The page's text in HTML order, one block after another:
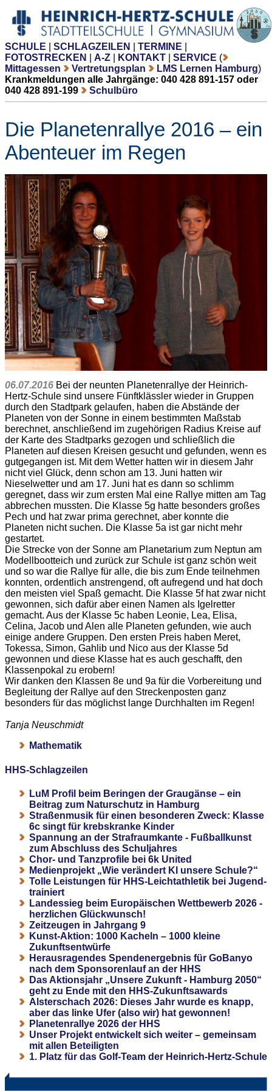
SCHULE SCHLAGZEILEN TERMINE
FOTOSTRECKEN
A-Z KONTAKT SERVICE (
Mittagessen
Vertretungsplan LMS Lernen Hamburg)
Krankmeldungen alle Jahrgänge: 040 428 891-157 oder
040 428 891-199
Schulbüro
Die Planetenrallye 2016 – ein
Abenteuer im Regen
06.07.2016 Bei der neunten Planetenrallye der Heinrich-
Hertz-Schule sind unsere Fünftklässler wieder in Gruppen
durch den Stadtpark gelaufen, haben die Abstände der
Planeten von der Sonne in einem bestimmten Maßstab
berechnet, anschließend im zugehörigen Radius Kreise auf
der Karte des Stadtparks gezogen und schließlich die
Planeten auf diesen Kreisen gesucht und gefunden, wenn es
gutgegangen ist. Mit dem Wetter hatten wir in diesem Jahr
nicht viel Glück, denn schon am 13. Juni hatten wir
Nieselwetter und am 17. Juni hat es dann so schlimm
geregnet, dass wir zum ersten Mal eine Rallye mitten am Tag
abbrechen mussten. Die Klasse 5g hatte besonders großes
Pech und hat zwar prima gerechnet, aber konnte die
Planeten nicht suchen. Die Klasse 5a ist gar nicht mehr
gestartet.
Die Strecke von der Sonne am Planetarium zum Neptun am
Modellbootteich und zurück zur Schule ist ganz schön weit
und so war die Rallye für alle, die bis zum Ende teilnehmen
konnten, ordentlich anstrengend, oft aufregend und hat doch
den meisten viel Spaß gemacht. Die Klasse 5f hat zwar nicht
gewonnen, sich dafür aber einen Namen als Igelretter
gemacht. Aus der Klasse 5c haben Leonie, Lea, Elisa,
Celina, Jacob und Alen alle Planeten gefunden, wie auch
einige andere Gruppen. Den ersten Preis haben Meret,
Tokessa, Simon, Gahlib und Nico aus der Klasse 5d
gewonnen und diese Klasse hat es auch geschafft, den
Klassenpokal zu erobern!
Wir danken den Klassen 8e und 9a für die Vorbereitung und
Begleitung der Rallye auf den Streckenposten ganz
besonders für das möglichst lange Durchhalten im Regen!
Tanja Neuschmidt
Mathematik
HHS-Schlagzeilen
LuM Profil beim Beringen der Graugänse – ein
Beitrag zum Naturschutz in Hamburg
Straßenmusik für einen besonderen Zweck: Klasse
6c singt für krebskranke Kinder
Spannung an der Strafraumkante - Fußballkunst
zum Abschluss des Schuljahres
Chor- und Tanzprofile bei 6k United
Medienprojekt „Wie verändert KI unsere Schule?“
Tolle Leistungen für HHS-Leichtathletik bei Jugend-
trainiert
Landessieg beim Europäischen Wettbewerb 2026 -
herzlichen Glückwunsch!
Zeitzeugen in Jahrgang 9
Kunst-Aktion: 1000 Kacheln – 1000 kleine
Zukunftsentwürfe
Herausragendes Spendenergebnis für GoBanyo
nach dem Sponsorenlauf an der HHS
Das Aktionsjahr „Unsere Zukunft - Hamburg 2050“
geht zu Ende mit den HHS-Zukunftsawards
Alsterschach 2026: Dieses Jahr wurde es knapp,
aber das linke Ufer (also wir) hat gewonnen!
Planetenrallye 2026 der HHS
Unser Projekt entwickelt sich weiter – gemeinsam
mit allen Beteiligten
1. Platz für das Golf-Team der Heinrich-Hertz-Schule